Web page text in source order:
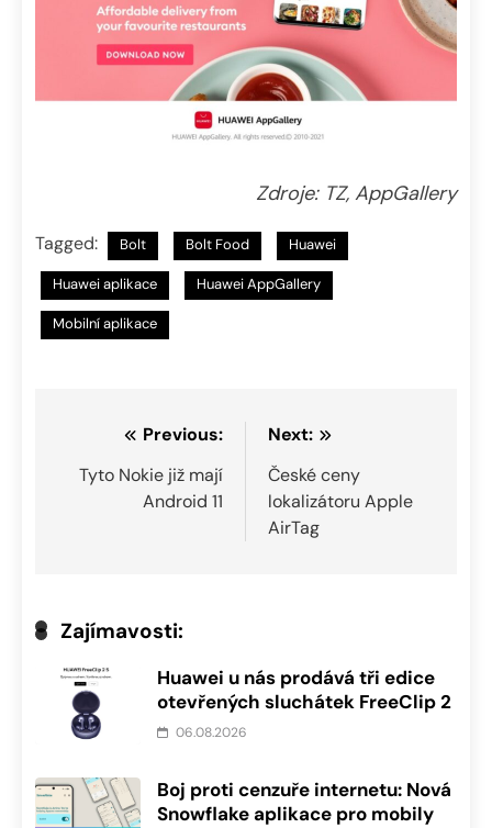
Zdroje: TZ, AppGallery
Tagged: Bolt Bolt Food Huawei
Huawei aplikace Huawei AppGallery
Mobilní aplikace
Navigace
pro
příspěvek
Previous:
Tyto Nokie již mají
Android 11
Next:
České ceny
lokalizátoru Apple
AirTag
Zajímavosti:
Huawei u nás prodává tři edice
otevřených sluchátek FreeClip 2
06.08.2026
Boj proti cenzuře internetu: Nová
Snowflake aplikace pro mobily